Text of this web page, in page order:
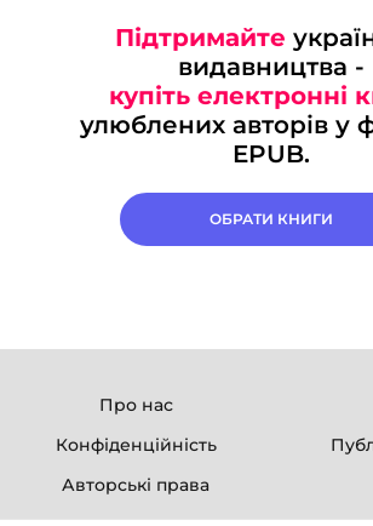
Підтримайте
видавництва -
купіть електронні
улюблених авторів у
EPUB.
ОБРАТИ КНИГИ
Про нас
Конфіденційність
Авторські права